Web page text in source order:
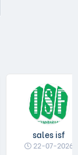
sales isf
22-07-2026